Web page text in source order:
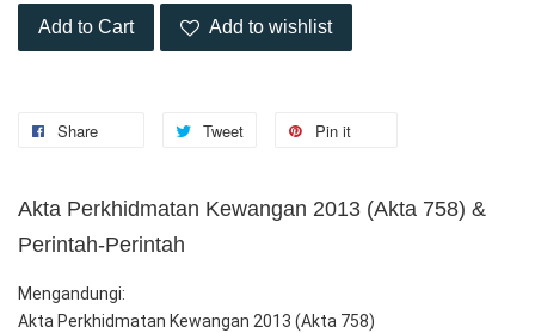
Add to Cart Add to wishlist
Share Tweet Pin it
Akta Perkhidmatan Kewangan 2013 (Akta 758) &
Perintah-Perintah
Mengandungi:
Akta Perkhidmatan Kewangan 2013 (Akta 758)